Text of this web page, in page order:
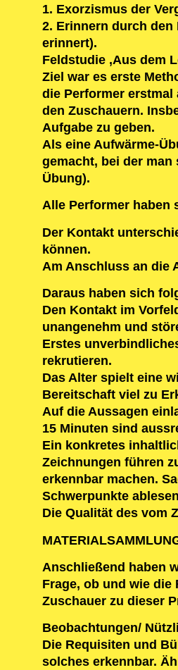
1. Exorzismus der
2. Erinnern durch
erinnert).
Feldstudie ‚Aus dem
Ziel war es erste
die Performer erstmal
den Zuschauern.
Aufgabe zu geben.
Als eine Aufwärme-
gemacht, bei der
Übung).
Alle Performer haben
Der Kontakt
können.
Am Anschluss an die
Daraus haben sich
Den Kontakt im
unangenehm und
Erstes
rekrutieren.
Das Alter spielt eine
Bereitschaft viel zu
Auf die Aussagen
15 Minuten sind
Ein konkretes
Zeichnungen führen
erkennbar machen.
Schwerpunkte
Die Qualität des vom
Anschließend haben
Frage, ob und wie die
Zuschauer zu dieser
Beobachtungen/
Die Requisiten und
solches erkennbar.